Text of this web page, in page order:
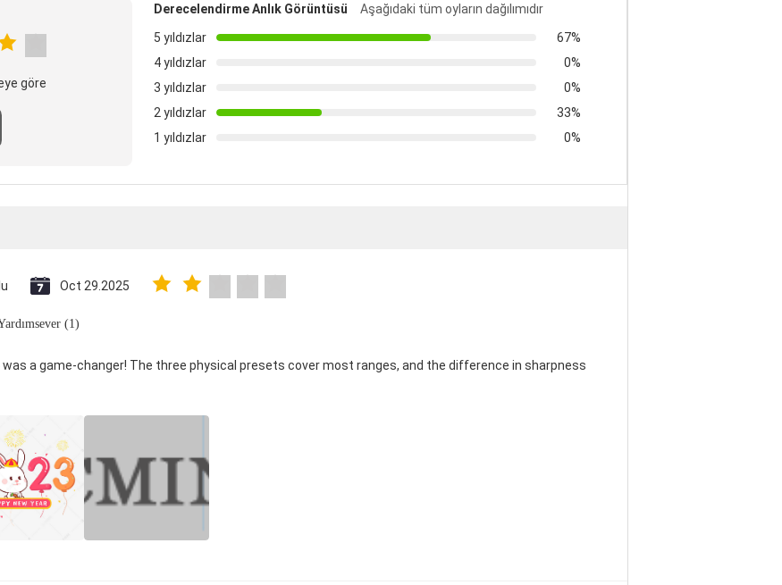
göre
Derecelendirme Anlık Görüntüsü
Aşağıdaki tüm oyların dağılımıdır
5 yıldızlar
67%
4 yıldızlar
0%
3 yıldızlar
0%
2 yıldızlar
33%
1 yıldızlar
0%
Oct 29.2025
(1)
was a game-changer! The three physical presets cover most ranges, and the difference in sharpness